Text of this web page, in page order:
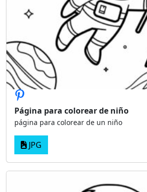
Página para colorear de niño
página para colorear de un niño
JPG